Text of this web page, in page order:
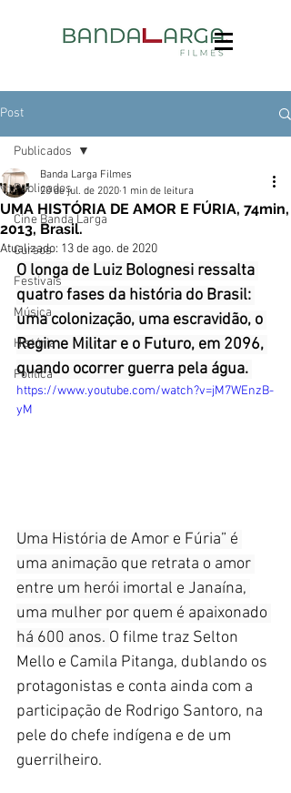
Post
Publicados
Cine Banda Larga
Cursos
Festivais
Música
História
Política
Publicados
UMA HISTÓRIA DE AMOR E FÚRIA, 74min,
2013, Brasil.
Banda Larga Filmes
20 de jul. de 2020 1 min de leitura
Atualizado: 13 de ago. de 2020
O longa de Luiz Bolognesi ressalta
quatro fases da história do Brasil:
uma colonização, uma escravidão, o
Regime Militar e o Futuro, em 2096,
quando ocorrer guerra pela água.
https://www.youtube.com/watch?v=jM7WEnzB-
yM
Uma História de Amor e Fúria” é
uma animação que retrata o amor
entre um herói imortal e Janaína,
uma mulher por quem é apaixonado
há 600 anos. O filme traz Selton
Mello e Camila Pitanga, dublando os
protagonistas e conta ainda com a
participação de Rodrigo Santoro, na
pele do chefe indígena e de um
guerrilheiro.